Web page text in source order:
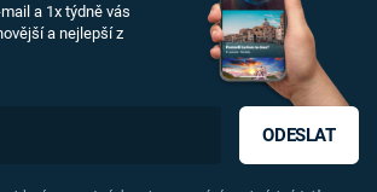
a 1x týdně vás
a nejlepší z
ODESLAT